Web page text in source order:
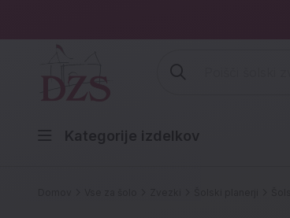
Kategorije izdelkov